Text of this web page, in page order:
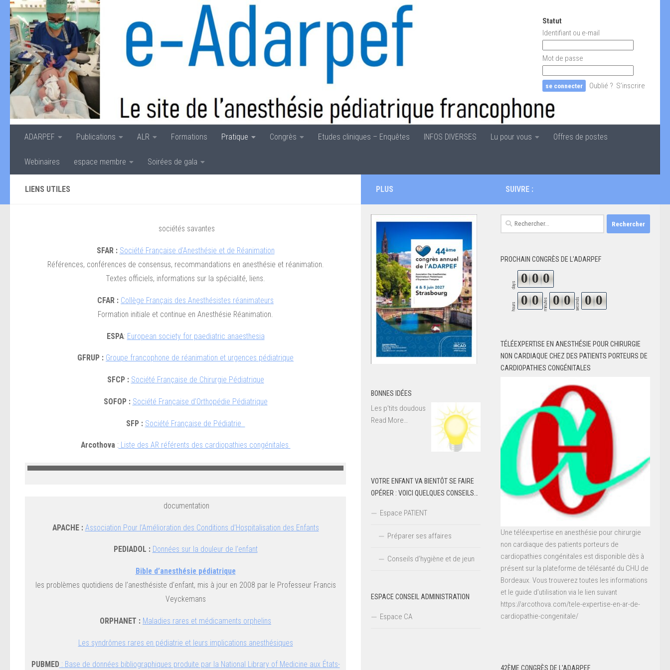
Skip to content
Statut
Identifiant ou e-mail
Mot de passe
Oublié ? S’inscrire
ADARPEF Publications ALR Formations Pratique Congrès Etudes cliniques – Enquêtes INFOS DIVERSES Lu pour vous Offres de postes
Webinaires espace membre Soirées de gala
LIENS UTILES
sociétés savantes
SFAR : Société Française d’Anesthésie et de Réanimation
Références, conférences de consensus, recommandations en anesthésie et réanimation.
Textes officiels, informations sur la spécialité, liens.
CFAR : Collège Français des Anesthésistes réanimateurs
Formation initiale et continue en Anesthésie Réanimation.
ESPA: European society for paediatric anaesthesia
GFRUP : Groupe francophone de réanimation et urgences pédiatrique
SFCP : Société Française de Chirurgie Pédiatrique
SOFOP : Société Française d’Orthopédie Pédiatrique
SFP : Société Française de Pédiatrie
Arcothova : Liste des AR référents des cardiopathies congénitales
documentation
APACHE : Association Pour l’Amélioration des Conditions d’Hospitalisation des Enfants
PEDIADOL : Données sur la douleur de l’enfant
Bible d’anesthésie pédiatrique
les problèmes quotidiens de l’anesthésiste d’enfant, mis à jour en 2008 par le Professeur Francis
Veyckemans
ORPHANET : Maladies rares et médicaments orphelins
Les syndrômes rares en pédiatrie et leurs implications anesthésiques
PUBMED : Base de données bibliographiques produite par la National Library of Medicine aux États-
SUIVRE :
Rechercher :
PROCHAIN CONGRÈS DE L'ADARPEF
days 0 0 0
hours 0 0 minutes 0 0 seconds 0 0
TÉLÉEXPERTISE EN ANESTHÉSIE POUR CHIRURGIE
NON CARDIAQUE CHEZ DES PATIENTS PORTEURS DE
CARDIOPATHIES CONGÉNITALES
Une téléexpertise en anesthésie pour chirurgie
non cardiaque des patients porteurs de
cardiopathies congénitales est disponible dès à
présent sur la plateforme de télésanté du CHU de
Bordeaux. Vous trouverez toutes les informations
et le guide d’utilisation via le lien suivant
https://arcothova.com/tele-expertise-en-ar-de-
cardiopathie-congenitale/
42ÈME CONGRÈS DE L'ADARPEF
PLUS
BONNES IDÉES
Les p’tits doudous
Read More…
VOTRE ENFANT VA BIENTÔT SE FAIRE
OPÉRER : VOICI QUELQUES CONSEILS…
Espace PATIENT
Préparer ses affaires
Conseils d’hygiène et de jeun
ESPACE CONSEIL ADMINISTRATION
Espace CA